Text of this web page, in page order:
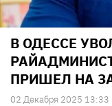
В ОДЕССЕ
ПРИШЕЛ НА
02 Декабря 2025 13:33